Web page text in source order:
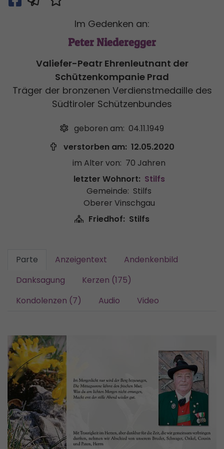
Im Gedenken an:
Peter Niederegger
Valiefer-Peatr Ehrenleutnant der
Schützenkompanie Prad
Träger der bronzenen Verdienstmedaille des
Südtiroler Schützenbundes
geboren am: 04.11.1949
verstorben am: 12.05.2020
im Alter von: 70 Jahren
letzter Wohnort: Stilfs
Gemeinde: Stilfs
Oberer Vinschgau
Friedhof: Stilfs
Parte Anzeigentext
Andenkenbild
Danksagung
Kerzen (175)
Kondolenzen (7)
Audio Video